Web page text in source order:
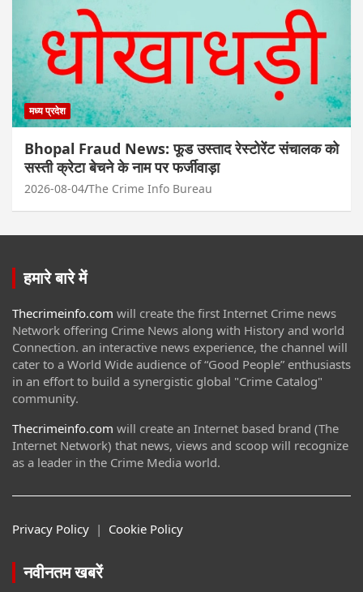
मध्य प्रदेश
Bhopal Fraud News: फूड उस्ताद रेस्टोरेंट संचालक को
सस्ती क्रेटा बेचने के नाम पर फर्जीवाड़ा
2026-08-04 The Crime Info Bureau
हमारे बारे में
Thecrimeinfo.com will create the first Internet Crime news
Network offering Crime News along with History and world
Connection. an interactive news experience, the channel will
cater to a World Wide audience of “Good People” enthusiasts
in an effort to build a synergistic global "Crime Catalog"
community.
Thecrimeinfo.com will create an Internet based brand (The
Internet Network) that news, views and scoop will recognize
as a leader in the Crime Media world.
Privacy Policy | Cookie Policy
नवीनतम खबरें